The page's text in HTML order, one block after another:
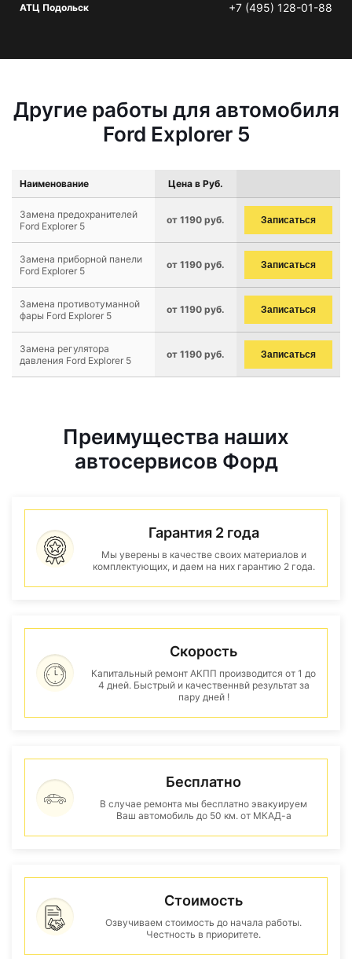
АТЦ Подольск +7 (495) 128-01-88
Другие работы для автомобиля
Ford Explorer 5
Наименование Цена в Руб.
Замена предохранителей
Ford Explorer 5
от 1190 руб. Записаться
Замена приборной панели
Ford Explorer 5
от 1190 руб. Записаться
Замена противотуманной
фары Ford Explorer 5
от 1190 руб. Записаться
Замена регулятора
давления Ford Explorer 5
от 1190 руб. Записаться
Преимущества наших
автосервисов Форд
Гарантия 2 года
Мы уверены в качестве своих материалов и
комплектующих, и даем на них гарантию 2 года.
Скорость
Капитальный ремонт АКПП производится от 1 до
4 дней. Быстрый и качественнвй результат за
пару дней !
Бесплатно
В случае ремонта мы бесплатно эвакуируем
Ваш автомобиль до 50 км. от МКАД-а
Стоимость
Озвучиваем стоимость до начала работы.
Честность в приоритете.